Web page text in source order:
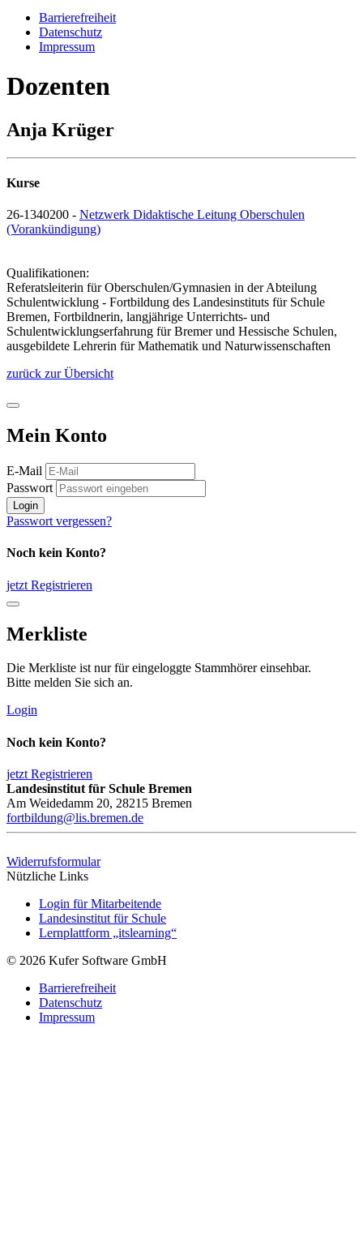
Barrierefreiheit
Datenschutz
Impressum
Dozenten
Anja Krüger
Kurse
26-1340200 - Netzwerk Didaktische Leitung Oberschulen
(Vorankündigung)
Qualifikationen:
Referatsleiterin für Oberschulen/Gymnasien in der Abteilung
Schulentwicklung - Fortbildung des Landesinstituts für Schule
Bremen, Fortbildnerin, langjährige Unterrichts- und
Schulentwicklungserfahrung für Bremer und Hessische Schulen,
ausgebildete Lehrerin für Mathematik und Naturwissenschaften
zurück zur Übersicht
Mein Konto
E-Mail
Passwort
Login
Passwort vergessen?
Noch kein Konto?
jetzt Registrieren
Merkliste
Die Merkliste ist nur für eingeloggte Stammhörer einsehbar.
Bitte melden Sie sich an.
Login
Noch kein Konto?
jetzt Registrieren
Landesinstitut für Schule Bremen
Am Weidedamm 20, 28215 Bremen
fortbildung@lis.bremen.de
Widerrufsformular
Nützliche Links
Login für Mitarbeitende
Landesinstitut für Schule
Lernplattform „itslearning“
© 2026 Kufer Software GmbH
Barrierefreiheit
Datenschutz
Impressum